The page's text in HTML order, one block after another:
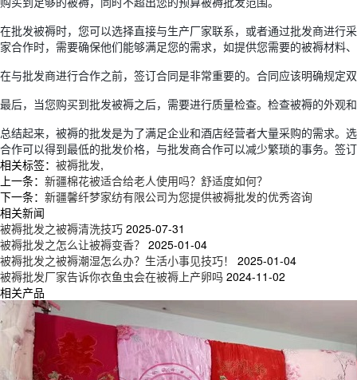
在批发被褥时，您可以选择直接与生产厂家联系，或者通过批发商进行
家合作时，需要确保他们能够满足您的需求，如提供您需要的被褥材料
在与批发商进行合作之前，签订合同是非常重要的。合同应该明确规定
最后，当您购买到批发被褥之后，需要进行质量检查。检查被褥的外观
总结起来，被褥的批发是为了满足企业和酒店经营者大量采购的需求。
合作可以得到最低的批发价格，与批发商合作可以减少繁琐的事务。签
相关标签： 被褥批发,
上一条： 新疆棉花被适合给老人使用吗？舒适度如何？
下一条： 新疆馨纤梦家纺有限公司为您提供被褥批发的优秀咨询
相关新闻
被褥批发之被褥清洗技巧 2025-07-31
被褥批发之怎么让被褥变香？ 2025-01-04
被褥批发之被褥潮湿怎么办？生活小事见技巧！
2025-01-04
被褥批发厂家告诉你衣鱼虫会在被褥上产卵吗 2024-11-02
相关产品